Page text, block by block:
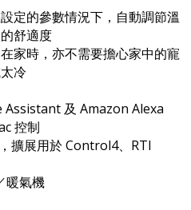
定的參數情況下，自動調節溫
舒適度
家時，亦不需要擔心家中的寵
冷
及 Amazon Alexa
控制
擴展用於 Control4、RTI
暖氣機